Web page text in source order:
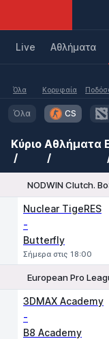
Live Aθλήματα
Όλα Κορυφαία
Όλα CS
Κύριο Αθλήματα
NODWIN Clutch.
Nuclear TigeRES
-
Butterfly
Σήμερα στις 18:00
European Pro
3DMAX Academy
-
B8 Academy